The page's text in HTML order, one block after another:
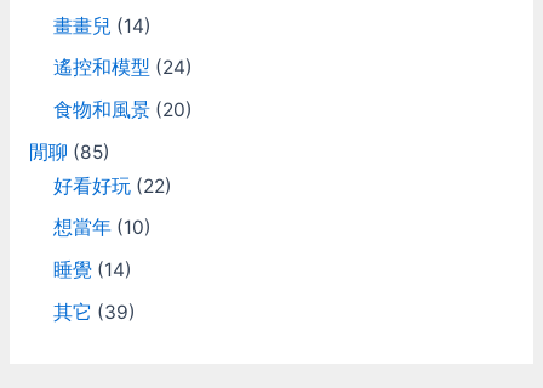
畫畫兒 (14)
遙控和模型 (24)
食物和風景(20)
閒聊 (85)
好看好玩(22)
想當年(10)
睡覺(14)
其它 (39)